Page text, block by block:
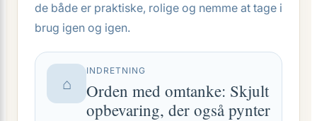
de både er praktiske, rolige og nemme at tage i
brug igen og igen.
⌂
INDRETNING
Orden med omtanke: Skjult
opbevaring, der også pynter